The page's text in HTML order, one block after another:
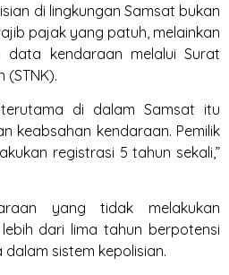
di lingkungan Samsat bukan
pajak yang patuh, melainkan
data kendaraan melalui Surat
(STNK).
di dalam Samsat itu
keabsahan kendaraan. Pemilik
registrasi 5 tahun sekali,”
yang tidak melakukan
dari lima tahun berpotensi
sistem kepolisian.